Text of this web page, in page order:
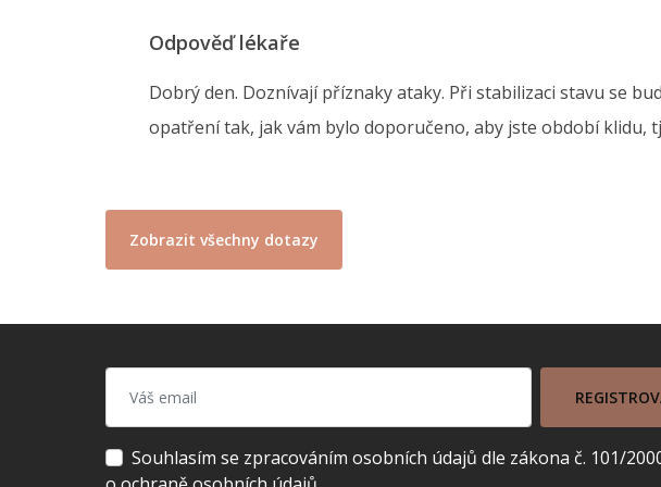
Odpověď lékaře
Dobrý den. Doznívají příznaky ataky. Při stabilizaci stavu se
opatření tak, jak vám bylo doporučeno, aby jste období klidu,
Zobrazit všechny dotazy
Souhlasím se zpracováním osobních údajů dle zákona č. 101/